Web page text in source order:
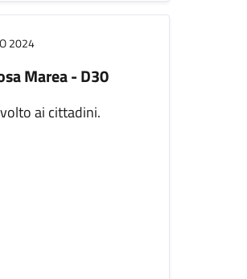
2024
Marea - D30
ai cittadini.